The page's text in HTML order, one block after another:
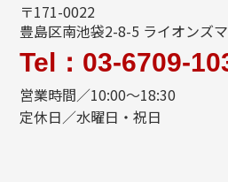
〒171-0022
豊島区南池袋2-8-5 ライオンズ
Tel：03-6709-
営業時間／10:00～18:30
定休日／水曜日・祝日